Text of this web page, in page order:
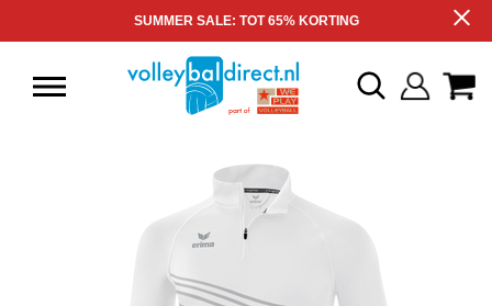
SUMMER SALE: TOT 65% KORTING